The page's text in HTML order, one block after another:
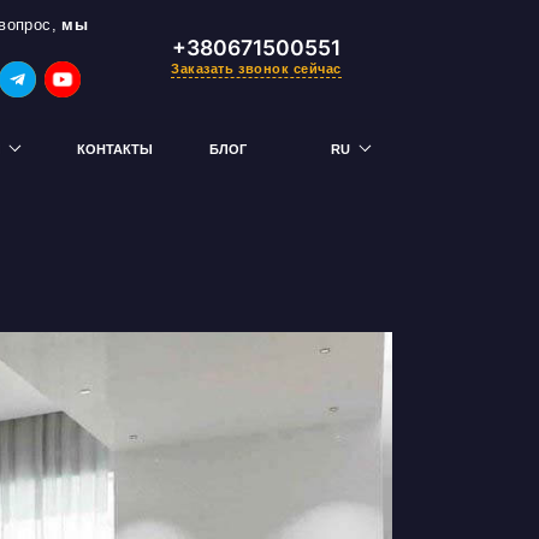
мы
+380671500551
Заказать звонок сейчас
КОНТАКТЫ БЛОГ RU